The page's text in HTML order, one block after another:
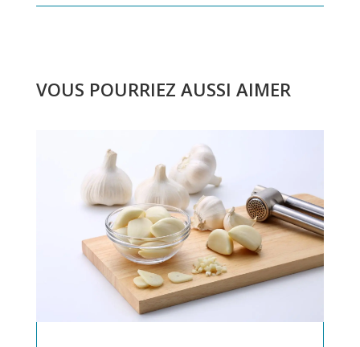
VOUS POURRIEZ AUSSI AIMER